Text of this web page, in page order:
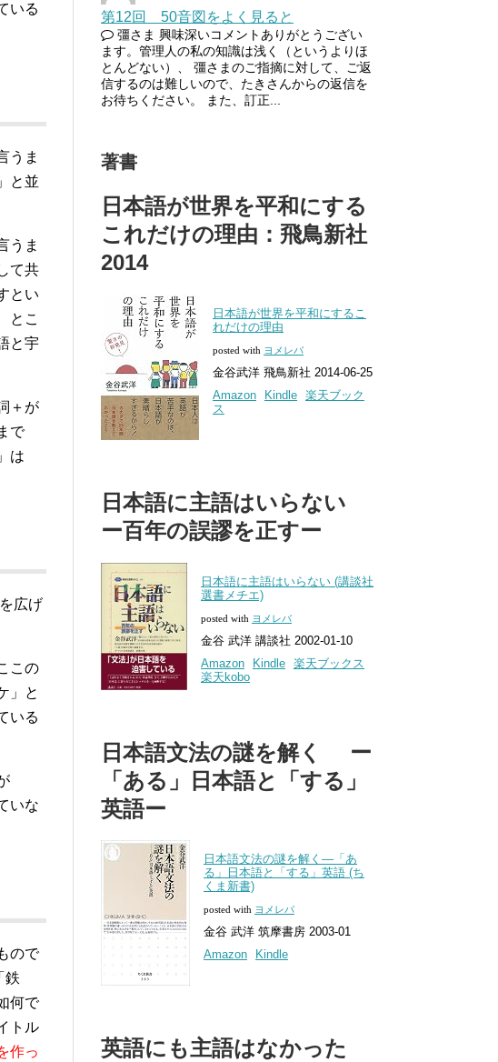
いる
うま
と並
うま
て共
とい
、とこ
と宇
＋が
で
は
広げ
この
」と
いる
いな
ので
鉄
何で
トル
作っ
第12回 50音図をよく見ると
彊さま 興味深いコメントありがとうござい
ます。管理人の私の知識は浅く（というよりほ
とんどない）、 彊さまのご指摘に対して、ご返
信するのは難しいので、たきさんからの返信を
お待ちください。 また、訂正...
著書
日本語が世界を平和にする
これだけの理由：飛鳥新社
2014
日本語が世界を平和にするこ
れだけの理由
posted with ヨメレバ
金谷武洋 飛鳥新社 2014-06-25
Amazon
Kindle 楽天ブック
ス
日本語に主語はいらない
ー百年の誤謬を正すー
日本語に主語はいらない (講談社
選書メチエ)
posted with ヨメレバ
金谷 武洋 講談社 2002-01-10
Amazon
Kindle 楽天ブックス
楽天kobo
日本語文法の謎を解く ー
「ある」日本語と「する」
英語ー
日本語文法の謎を解く―「あ
る」日本語と「する」英語 (ち
くま新書)
posted with ヨメレバ
金谷 武洋 筑摩書房 2003-01
Amazon
Kindle
英語にも主語はなかった